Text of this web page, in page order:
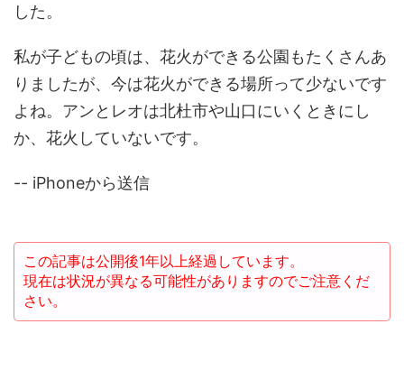
した。
私が子どもの頃は、花火ができる公園もたくさんあ
りましたが、今は花火ができる場所って少ないです
よね。アンとレオは北杜市や山口にいくときにし
か、花火していないです。
-- iPhoneから送信
この記事は公開後1年以上経過しています。
現在は状況が異なる可能性がありますのでご注意くだ
さい。